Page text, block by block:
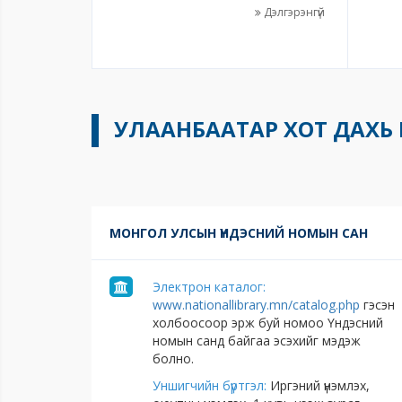
дорнодод нэвтрүүлэн хэрэгжүүлж Ил
авч үзэж бичсэн нэгэн сэдэвт бүтээл.
Дэлгэрэнгүй
УЛААНБААТАР ХОТ
МОНГОЛ УЛСЫН ҮНДЭСНИЙ НОМЫН САН
Электрон каталог:
www.nationallibrary.mn/catalog.php гэсэн
холбоосоор эрж буй номоо Үндэсний
номын санд байгаа эсэхийг мэдэж
болно.
Уншигчийн бүртгэл: Иргэний үнэмлэх,